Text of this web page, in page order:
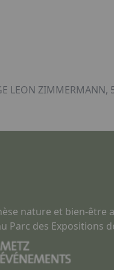
LEON ZIMMERMANN,
nature et bien-être
Parc des Expositions